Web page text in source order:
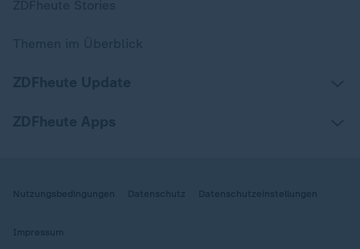
Nutzungsbedingungen Datenschutz Datenschutzeinstellungen
Impressum